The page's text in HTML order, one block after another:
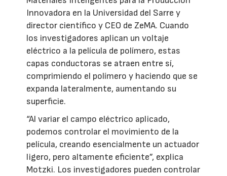
Innovadora en la Universidad del Sarre y
director científico y CEO de ZeMA. Cuando
los investigadores aplican un voltaje
eléctrico a la película de polímero, estas
capas conductoras se atraen entre sí,
comprimiendo el polímero y haciendo que se
expanda lateralmente, aumentando su
superficie.
“Al variar el campo eléctrico aplicado,
podemos controlar el movimiento de la
película, creando esencialmente un actuador
ligero, pero altamente eficiente”, explica
Motzki. Los investigadores pueden controlar